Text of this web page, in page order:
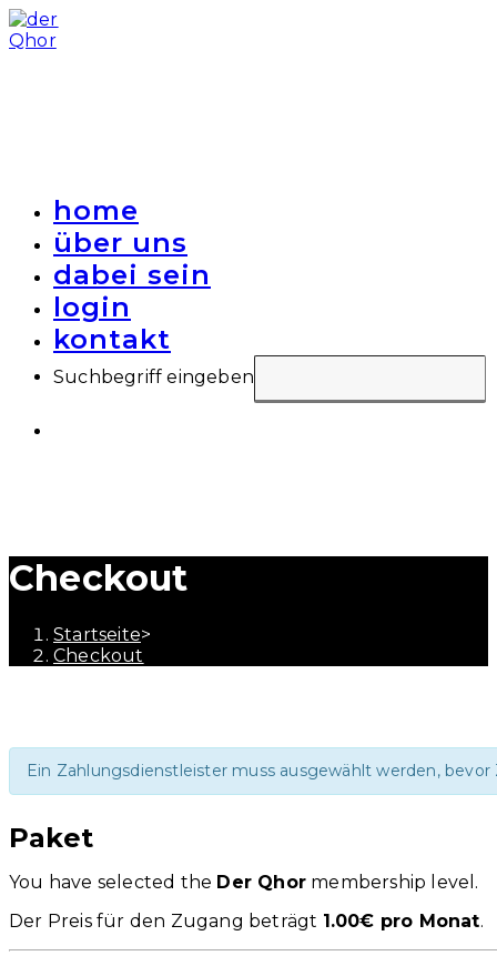
Zum
Inhalt
home
über uns
dabei sein
login
kontakt
Suchbegriff eingeben
Checkout
Startseite>
Checkout
Ein Zahlungsdienstleister muss ausgewählt werden,
Paket
You have selected the Der Qhor membership level.
Der Preis für den Zugang beträgt 1.00€ pro Monat.